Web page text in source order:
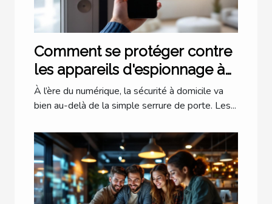
Comment se protéger contre
les appareils d'espionnage à
domicile ?
À l’ère du numérique, la sécurité à domicile va
bien au-delà de la simple serrure de porte. Les...